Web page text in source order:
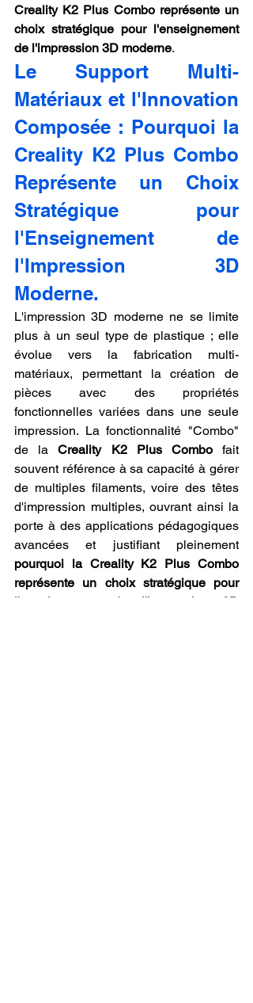
Creality K2 Plus Combo représente un
choix stratégique pour l'enseignement
de l'impression 3D moderne.
Le Support Multi-
Matériaux et l'Innovation
Composée : Pourquoi la
Creality K2 Plus Combo
Représente un Choix
Stratégique pour
l'Enseignement de
l'Impression 3D
Moderne.
L'impression 3D moderne ne se limite
plus à un seul type de plastique ; elle
évolue vers la fabrication multi-
matériaux, permettant la création de
pièces avec des propriétés
fonctionnelles variées dans une seule
impression. La fonctionnalité "Combo"
de la Creality K2 Plus Combo fait
souvent référence à sa capacité à gérer
de multiples filaments, voire des têtes
d'impression multiples, ouvrant ainsi la
porte à des applications pédagogiques
avancées et justifiant pleinement
pourquoi la Creality K2 Plus Combo
représente un choix stratégique pour
l'enseignement de l'impression 3D